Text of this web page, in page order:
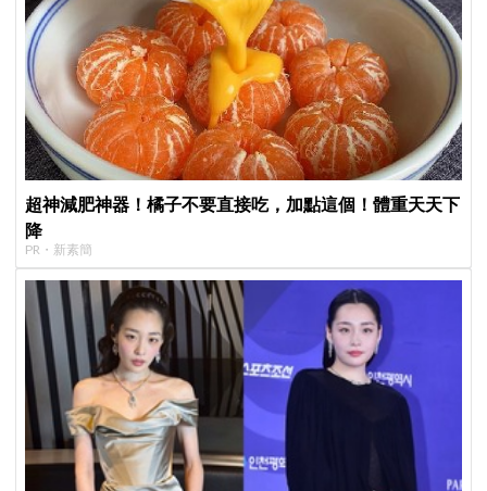
超神減肥神器！橘子不要直接吃，加點這個！體重天天下
降
PR・新素簡